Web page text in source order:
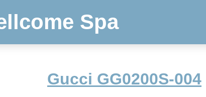
Spa
Gucci GG0200S-004